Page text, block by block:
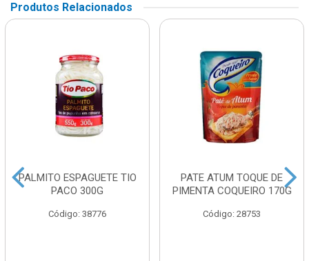
Produtos Relacionados
PALMITO ESPAGUETE TIO
PACO 300G
Código: 38776
PATE ATUM TOQUE DE
PIMENTA COQUEIRO 170G
Código: 28753